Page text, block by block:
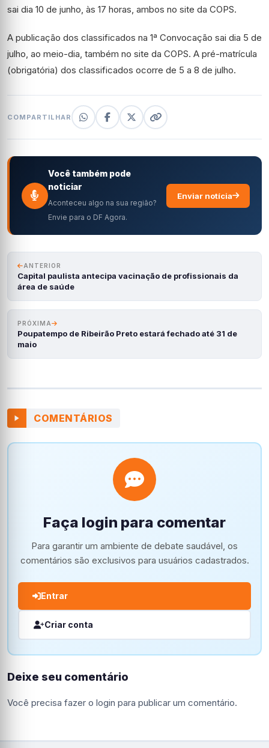
sai dia 10 de junho, às 17 horas, ambos no site da COPS.
A publicação dos classificados na 1ª Convocação sai dia 5 de
julho, ao meio-dia, também no site da COPS. A pré-matrícula
(obrigatória) dos classificados ocorre de 5 a 8 de julho.
COMPARTILHAR
Você também pode
noticiar
Aconteceu algo na sua região?
Envie para o DF Agora.
Enviar notícia
ANTERIOR
Capital paulista antecipa vacinação de profissionais da
área de saúde
PRÓXIMA
Poupatempo de Ribeirão Preto estará fechado até 31 de
maio
COMENTÁRIOS
Faça login para comentar
Para garantir um ambiente de debate saudável, os
comentários são exclusivos para usuários cadastrados.
Entrar
Criar conta
Deixe seu comentário
Você precisa fazer o login para publicar um comentário.